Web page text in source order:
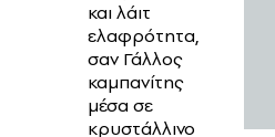
και λάιτ
ελαφρότητα,
σαν Γάλλος
καμπανίτης
μέσα σε
κρυστάλλινο